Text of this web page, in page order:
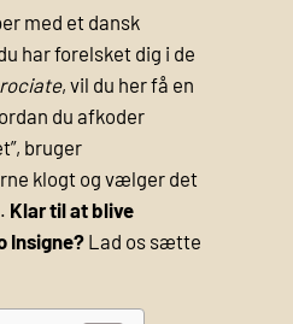
med et dansk
har forelsket dig i de
, vil du her få en
du afkoder
bruger
klogt og vælger det
Klar til at blive
Insigne?Lad os sætte